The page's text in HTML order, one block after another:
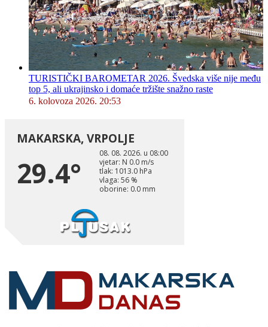
TURISTIČKI BAROMETAR 2026. Švedska više nije među
top 5, ali ukrajinsko i domaće tržište snažno raste
6. kolovoza 2026. 20:53